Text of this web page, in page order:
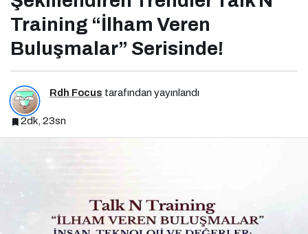
Training “İlham Veren
Buluşmalar” Serisinde!
Rdh Focus tarafından yayınlandı
2dk, 23sn